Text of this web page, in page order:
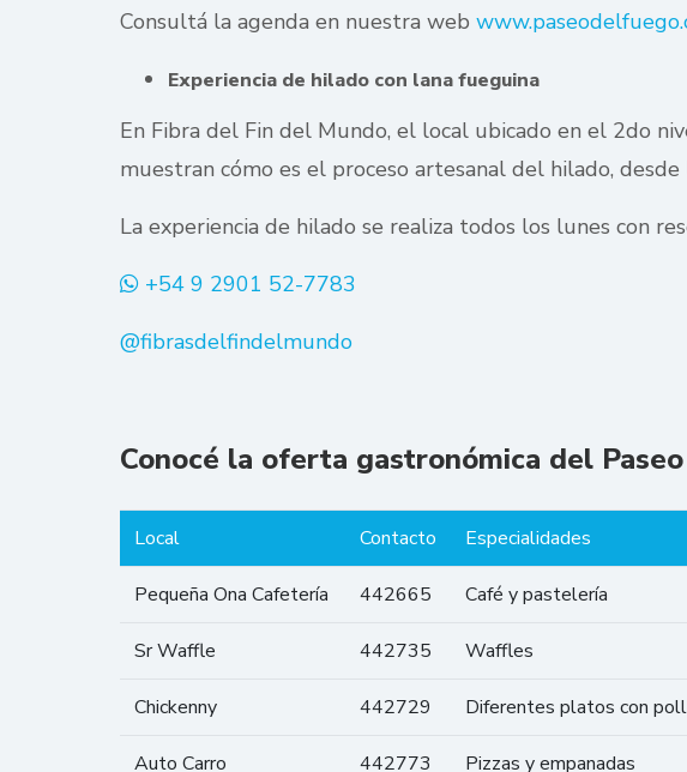
Consultá la agenda en nuestra web
Experiencia de hilado con lana fueguina
En Fibra del Fin del Mundo, el local ubicado en el 2do
muestran cómo es el proceso artesanal del hilado,
La experiencia de hilado se realiza todos los lunes con
+54 9 2901 52-7783
@fibrasdelfindelmundo
Conocé la oferta gastronómica del
Local Contacto Especialidades
Pequeña Ona Cafetería 442665 Café y pastelería
Sr Waffle 442735 Waffles
Chickenny 442729 Diferentes platos con
Auto Carro 442773 Pizzas y empanadas